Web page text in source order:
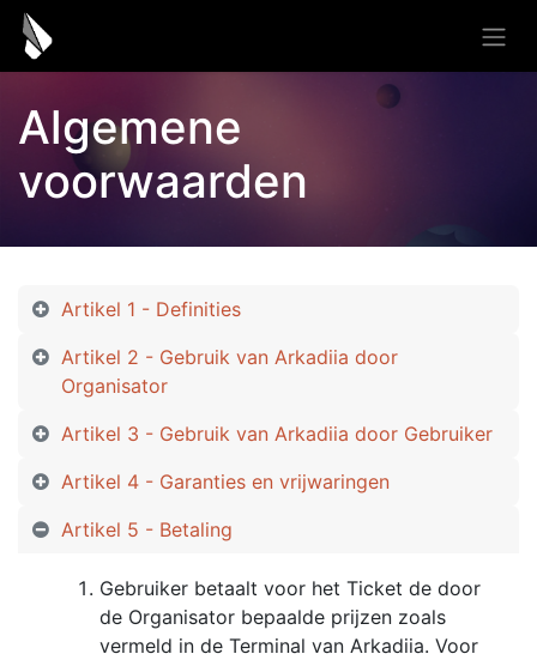
Algemene
voorwaarden
Artikel 1 - Definities
Artikel 2 - Gebruik van Arkadiia door
Organisator
Artikel 3 - Gebruik van Arkadiia door Gebruiker
Artikel 4 - Garanties en vrijwaringen
Artikel 5 - Betaling
Gebruiker betaalt voor het Ticket de door
de Organisator bepaalde prijzen zoals
vermeld in de Terminal van Arkadiia. Voor